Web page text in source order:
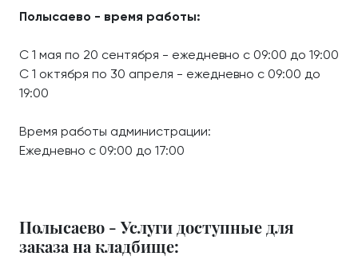
Полысаево - время работы:
С 1 мая по 20 сентября - ежедневно с 09:00 до 19:00
С 1 октября по 30 апреля - ежедневно с 09:00 до
19:00
Время работы администрации:
Ежедневно с 09:00 до 17:00
Полысаево - Услуги доступные для
заказа на кладбище: